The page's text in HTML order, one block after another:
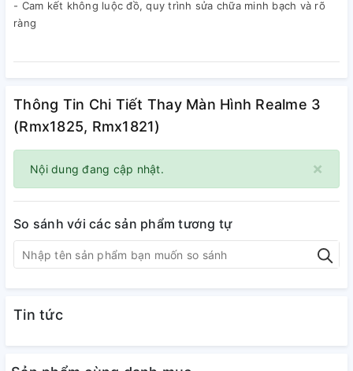
- Cam kết không luộc đồ, quy trình sửa chữa minh bạch và rõ
ràng
Thông Tin Chi Tiết Thay Màn Hình Realme 3
(Rmx1825, Rmx1821)
×
Nội dung đang cập nhật.
So sánh với các sản phẩm tương tự
Tin tức